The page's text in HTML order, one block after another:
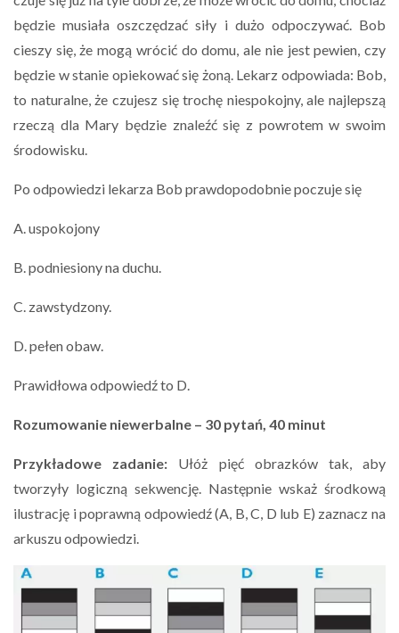
będzie musiała oszczędzać siły i dużo odpoczywać. Bob
cieszy się, że mogą wrócić do domu, ale nie jest pewien, czy
będzie w stanie opiekować się żoną. Lekarz odpowiada: Bob,
to naturalne, że czujesz się trochę niespokojny, ale najlepszą
rzeczą dla Mary będzie znaleźć się z powrotem w swoim
środowisku.
Po odpowiedzi lekarza Bob prawdopodobnie poczuje się
A. uspokojony
B. podniesiony na duchu.
C. zawstydzony.
D. pełen obaw.
Prawidłowa odpowiedź to D.
Rozumowanie niewerbalne – 30 pytań, 40 minut
Przykładowe zadanie: Ułóż pięć obrazków tak, aby
tworzyły logiczną sekwencję. Następnie wskaż środkową
ilustrację i poprawną odpowiedź (A, B, C, D lub E) zaznacz na
arkuszu odpowiedzi.